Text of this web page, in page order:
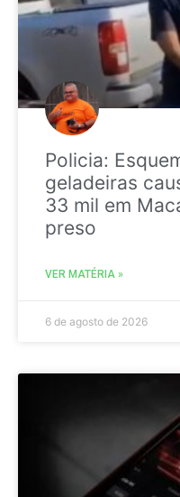
Policia:
geladeiras
33 mil em
preso
VER MATÉRIA »
6 de agosto de 2026